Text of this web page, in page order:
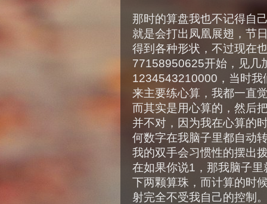
那时的算盘我也不记得自
就是会打出凤凰展翅，节
得到各种形状，不过现在
77158950625开始，见几
1234543210000，当时我
来主要练心算，我都一直
而其实是用心算的，然后
并不对，因为我在心算的
何数字在我脑子里都自动
我的双手会习惯性的摆出
在如果你说1，那我脑子
下两颗算珠，而计算的时
射完全不受我自己的控制